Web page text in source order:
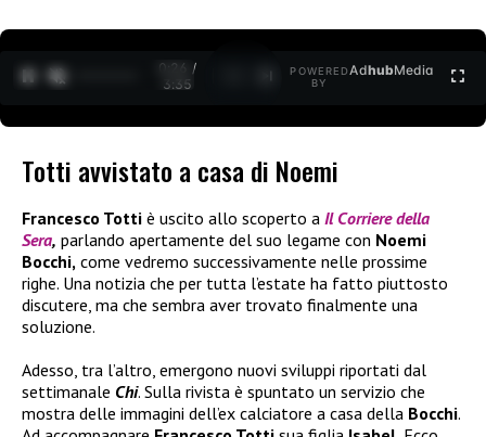
0:27 /
3:35
POWERED
BY
AdhubMedia
Totti avvistato a casa di Noemi
Francesco Totti è uscito allo scoperto a Il Corriere della
Sera, parlando apertamente del suo legame con Noemi
Bocchi, come vedremo successivamente nelle prossime
righe. Una notizia che per tutta l’estate ha fatto piuttosto
discutere, ma che sembra aver trovato finalmente una
soluzione.
Adesso, tra l’altro, emergono nuovi sviluppi riportati dal
settimanale Chi. Sulla rivista è spuntato un servizio che
mostra delle immagini dell’ex calciatore a casa della Bocchi.